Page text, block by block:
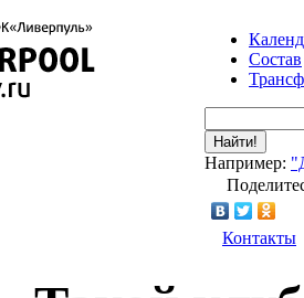
Состав
Найти!
Например:
Контакты